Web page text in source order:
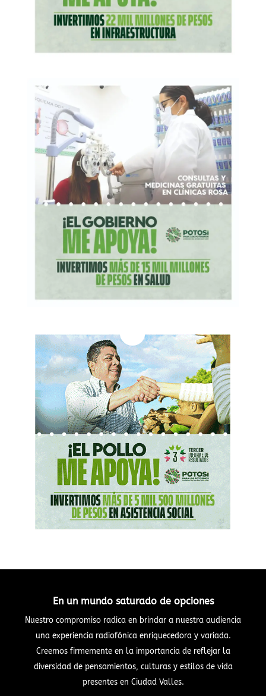
En un mundo saturado de opciones
Nuestro compromiso radica en brindar a nuestra audiencia
una experiencia radiofónica enriquecedora y variada.
Creemos firmemente en la importancia de reflejar la
diversidad de pensamientos, culturas y estilos de vida
presentes en Ciudad Valles.